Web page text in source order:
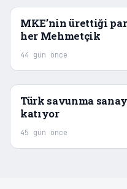
MKE’nin ürettiği
her Mehmetçik
44 gün önce
Türk savunma
katıyor
45 gün önce